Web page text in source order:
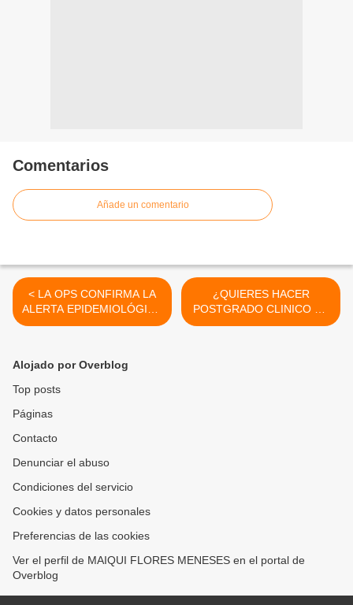
Comentarios
Añade un comentario
< LA OPS CONFIRMA LA
ALERTA EPIDEMIOLÓGICA
DE CÓLERA EN CUBA
¿QUIERES HACER
POSTGRADO CLINICO EN
EL HOSPITAL CENTRAL
Alojado por Overblog
Top posts
Páginas
Contacto
Denunciar el abuso
Condiciones del servicio
Cookies y datos personales
Preferencias de las cookies
Ver el perfil de MAIQUI FLORES MENESES en el portal de
Overblog